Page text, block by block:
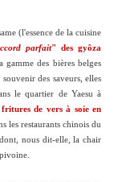
(l'essence de la cuisine
parfait" des gyôza
gamme des bières belges
des saveurs, elles
le quartier de Yaesu à
fritures de vers à soie en
les restaurants chinois du
nous dit-elle, la chair